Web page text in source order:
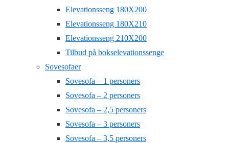
Elevationsseng 180X200
Elevationsseng 180X210
Elevationsseng 210X200
Tilbud på bokselevationssenge
Sovesofaer
Sovesofa – 1 personers
Sovesofa – 2 personers
Sovesofa – 2,5 personers
Sovesofa – 3 personers
Sovesofa – 3,5 personers